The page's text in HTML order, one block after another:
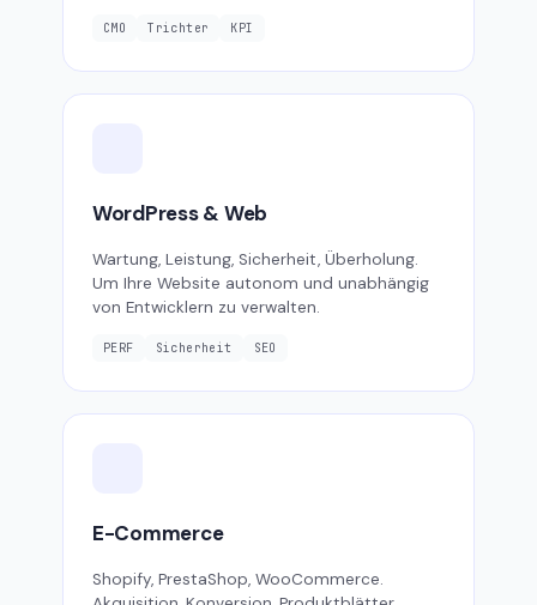
CMO Trichter KPI
WordPress & Web
Wartung, Leistung, Sicherheit, Überholung.
Um Ihre Website autonom und unabhängig
von Entwicklern zu verwalten.
PERF Sicherheit SEO
E-Commerce
Shopify, PrestaShop, WooCommerce.